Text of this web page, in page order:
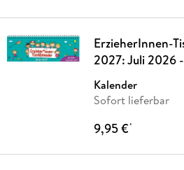
ErzieherInnen-
2027: Juli 2026
Kalender
Sofort lieferbar
9,95 €*